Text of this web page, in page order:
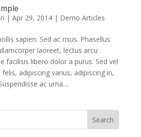
| Apr 29, 2014| Demo Articles
sapien. Sed ac risus. Phasellus
laoreet, lectus arcu
facilisis libero dolor a purus. Sed vel
adipiscing varius, adipiscing in,
ac urna....